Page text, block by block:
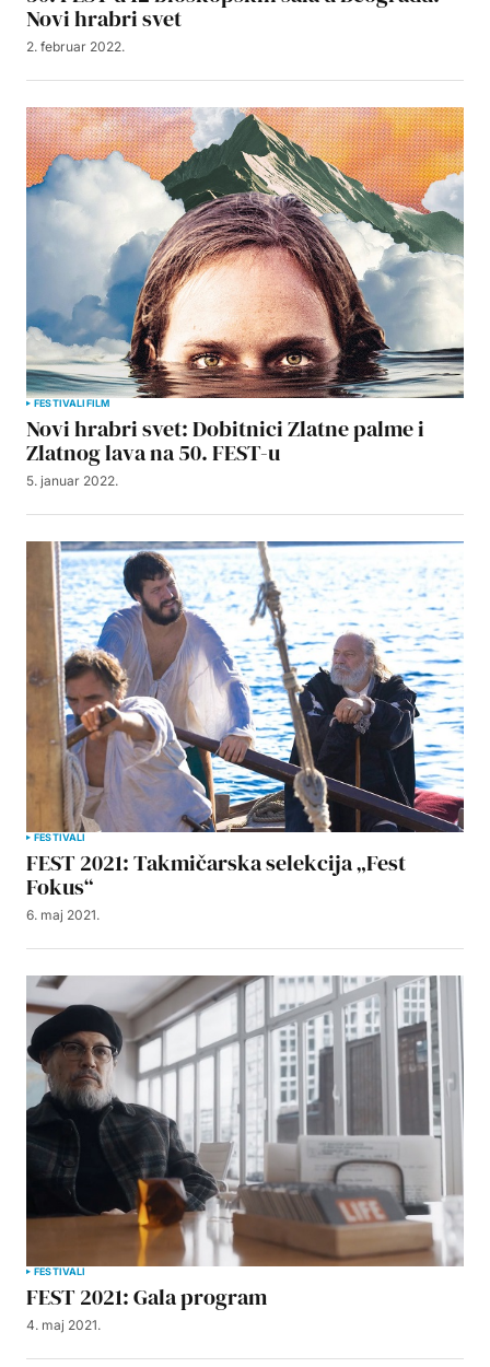
Novi hrabri svet
2. februar 2022.
FESTIVALIFILM
Novi hrabri svet: Dobitnici Zlatne palme i
Zlatnog lava na 50. FEST-u
5. januar 2022.
FESTIVALI
FEST 2021: Takmičarska selekcija „Fest
Fokus“
6. maj 2021.
FESTIVALI
FEST 2021: Gala program
4. maj 2021.